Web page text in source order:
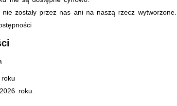
zostały przez nas ani na naszą rzecz wytworzone.
roku
roku.